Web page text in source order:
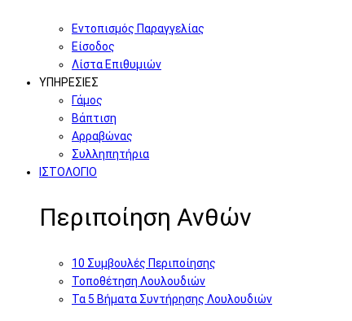
Εντοπισμός Παραγγελίας
Είσοδος
Λίστα Επιθυμιών
ΥΠΗΡΕΣΙΕΣ
Γάμος
Βάπτιση
Αρραβώνας
Συλληπητήρια
ΙΣΤΟΛΟΓΙΟ
Περιποίηση Ανθών
10 Συμβουλές Περιποίησης
Τοποθέτηση Λουλουδιών
Τα 5 Βήματα Συντήρησης Λουλουδιών